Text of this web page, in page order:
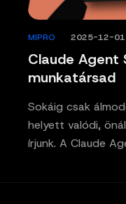
Claude Agent
munkatársad
MIPRO 2025-12-01
Sokáig csak
helyett valódi,
írjunk. A Claude